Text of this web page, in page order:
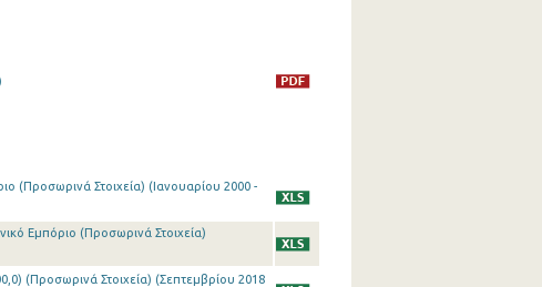
(Προσωρινά Στοιχεία) (Ιανουαρίου 2000 -
Εμπόριο (Προσωρινά Στοιχεία)
(Προσωρινά Στοιχεία) (Σεπτεμβρίου 2018